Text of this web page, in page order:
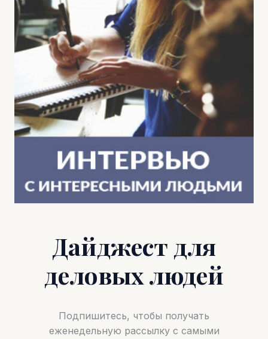
Дайджест для
деловых людей
Подпишитесь, чтобы получать
еженедельную рассылку с самыми